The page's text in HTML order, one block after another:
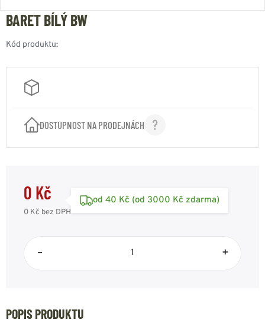
BARET BÍLÝ BW
Kód produktu:
DOSTUPNOST NA PRODEJNÁCH
0 Kč
0 Kč bez DPH
od 40 Kč (od 3000 Kč zdarma)
– +
POPIS PRODUKTU